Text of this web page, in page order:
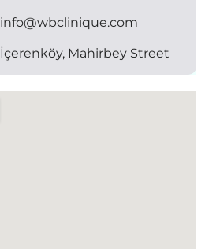
info@wbclinique.com
İçerenköy, Mahirbey Street